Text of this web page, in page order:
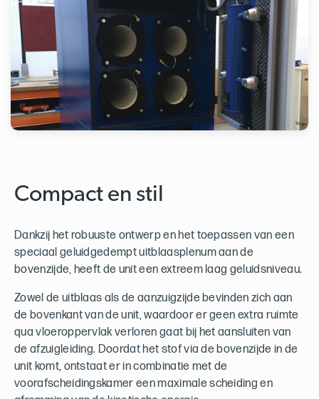
Compact en stil
Dankzij het robuuste ontwerp en het toepassen van een
speciaal geluidgedempt uitblaasplenum aan de
bovenzijde, heeft de unit een extreem laag geluidsniveau.
Zowel de uitblaas als de aanzuigzijde bevinden zich aan
de bovenkant van de unit, waardoor er geen extra ruimte
qua vloeroppervlak verloren gaat bij het aansluiten van
de afzuigleiding. Doordat het stof via de bovenzijde in de
unit komt, ontstaat er in combinatie met de
voorafscheidingskamer een maximale scheiding en